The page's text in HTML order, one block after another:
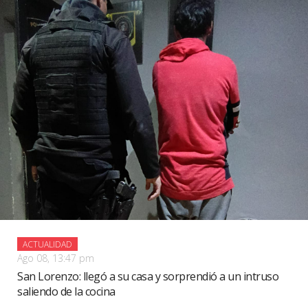
ACTUALIDAD
Ago 08, 13:47 pm
San Lorenzo: llegó a su casa y sorprendió a un intruso
saliendo de la cocina